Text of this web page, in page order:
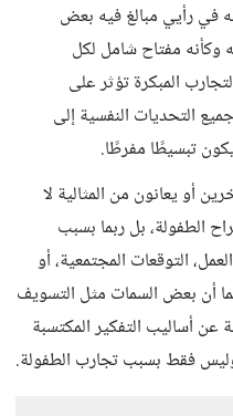
في رأيي مبالغ فيه بعض
وكأنه مفتاح شامل لكل
المبكرة تؤثر على
التحديات النفسية إلى
تبسيطًا مفرطًا.
أو يعانون من المثالية لا
الطفولة، بل ربما بسبب
التوقعات المجتمعية، أو
أن بعض السمات مثل التسويف
عن أساليب التفكير المكتسبة
فقط بسبب تجارب الطفولة.